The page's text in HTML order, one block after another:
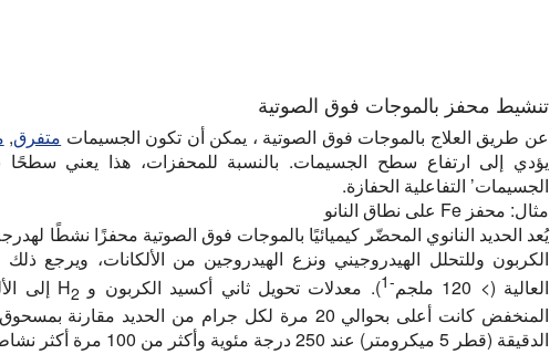
تنشيط محفز بالموجات فوق الصوتية
عن طريق العلاج بالموجات فوق الصوتية ، يمكن أن تكون الجسيمات متفرق,
يؤدي إلى ارتفاع سطح الجسيمات. بالنسبة للمحفزات، هذا يعني
الجسيمات’ التفاعلية الحفازة.
مثال: محفز Fe على نطاق النانو
يُعد الحديد النانوي المحضّر كيميائيًا بالموجات فوق الصوتية محفزًا نشطًا
الكربون وللتحلل الهيدروجيني ونزع الهيدروجين من الألكانات، ويرجع
العالية (> 120 ملجم
-1 ). معدلات تحويل ثاني أكسيد الكربون و H 2
إلى
المنخفض كانت أعلى بحوالي 20 مرة لكل جرام من الحديد
الدقيقة (قطر 5 ميكرومتر) عند 250 درجة مئوية وأكثر من 100 مرة أكثر نشاطا عند 200 درجة مئوية.